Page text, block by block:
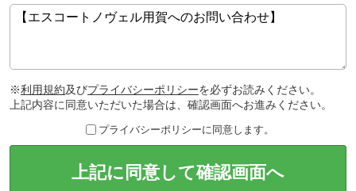
※利用規約及びプライバシーポリシーを必ずお読みください。
上記内容に同意いただいた場合は、確認画面へお進みください。
プライバシーポリシーに同意します。
上記に同意して確認画面へ